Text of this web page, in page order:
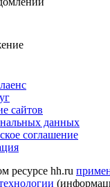
сайтов
данных
соглашение
ресурсе hh.ru